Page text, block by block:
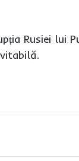
Rusiei lui